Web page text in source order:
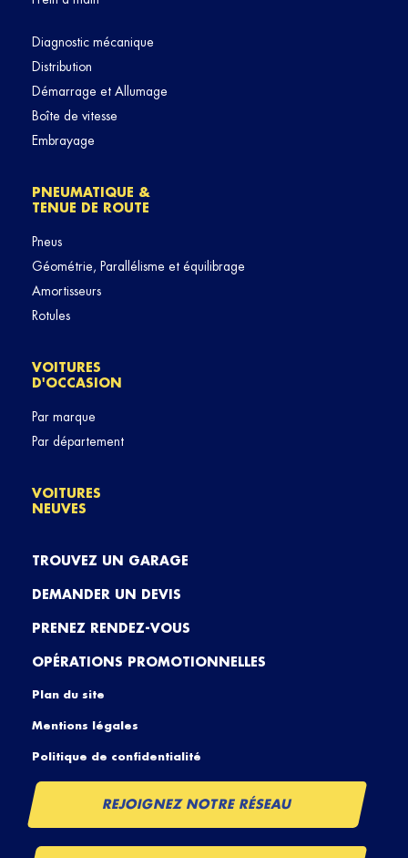
Diagnostic mécanique
Distribution
Démarrage et Allumage
Boîte de vitesse
Embrayage
PNEUMATIQUE &
TENUE DE ROUTE
Pneus
Géométrie, Parallélisme et équilibrage
Amortisseurs
Rotules
VOITURES
D'OCCASION
Par marque
Par département
VOITURES
NEUVES
TROUVEZ UN GARAGE
DEMANDER UN DEVIS
PRENEZ RENDEZ-VOUS
OPÉRATIONS PROMOTIONNELLES
Plan du site
Mentions légales
Politique de confidentialité
REJOIGNEZ NOTRE RÉSEAU